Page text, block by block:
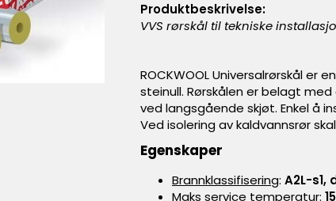
Produktbeskrivelse:
VVS rørskål til tekniske
ROCKWOOL Universalrørskål er
steinull. Rørskålen er belagt
ved langsgående skjøt. Enkel å
Ved isolering av kaldvannsrør
Egenskaper
Brannklassifisering: A2L-s1,
Maks service temperatur: